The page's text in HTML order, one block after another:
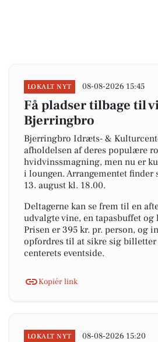
LOKALT NYT 08-08-2026 15:45
Få pladser tilbage til
Bjerringbro
Bjerringbro Idræts- &
afholdelsen af deres populære
hvidvinssmagning, men nu er
i loungen. Arrangementet finder
13. august kl. 18.00.
Deltagerne kan se frem til en
udvalgte vine, en tapasbuffet
Prisen er 395 kr. pr. person, og
opfordres til at sikre sig
centerets eventside.
Kopiér link
LOKALT NYT 08-08-2026 15:20